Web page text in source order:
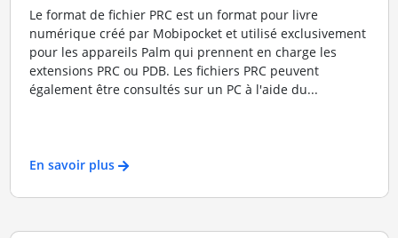
Le format de fichier PRC est un format pour livre
numérique créé par Mobipocket et utilisé exclusivement
pour les appareils Palm qui prennent en charge les
extensions PRC ou PDB. Les fichiers PRC peuvent
également être consultés sur un PC à l'aide du...
En savoir plus